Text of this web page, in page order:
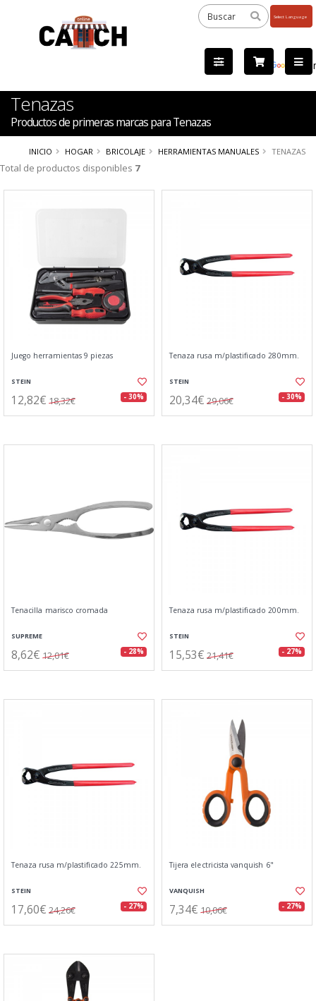
by
Tenazas
Productos de primeras marcas para Tenazas
INICIO HOGAR BRICOLAJE HERRAMIENTAS MANUALES TENAZAS
Total de productos disponibles 7
Juego herramientas 9 piezas
STEIN
12,82€ 18,32€ - 30%
Tenaza rusa m/plastificado 280mm.
STEIN
20,34€ 29,06€ - 30%
Tenacilla marisco cromada
SUPREME
8,62€ 12,01€ - 28%
Tenaza rusa m/plastificado 200mm.
STEIN
15,53€ 21,41€ - 27%
Tenaza rusa m/plastificado 225mm.
STEIN
17,60€ 24,26€ - 27%
Tijera electricista vanquish 6"
VANQUISH
7,34€ 10,06€ - 27%